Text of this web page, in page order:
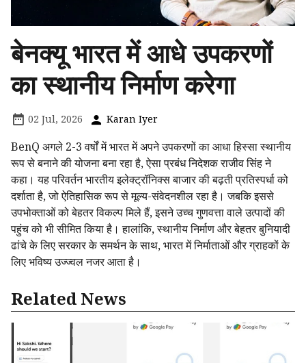
बेनक्यू भारत में आधे उपकरणों
का स्थानीय निर्माण करेगा
02 Jul, 2026 Karan Iyer
BenQ अगले 2-3 वर्षों में भारत में अपने उपकरणों का आधा हिस्सा स्थानीय
रूप से बनाने की योजना बना रहा है, ऐसा प्रबंध निदेशक राजीव सिंह ने
कहा। यह परिवर्तन भारतीय इलेक्ट्रॉनिक्स बाजार की बढ़ती प्रतिस्पर्धा को
दर्शाता है, जो ऐतिहासिक रूप से मूल्य-संवेदनशील रहा है। जबकि इससे
उपभोक्ताओं को बेहतर विकल्प मिले हैं, इसने उच्च गुणवत्ता वाले उत्पादों की
पहुंच को भी सीमित किया है। हालांकि, स्थानीय निर्माण और बेहतर बुनियादी
ढांचे के लिए सरकार के समर्थन के साथ, भारत में निर्माताओं और ग्राहकों के
लिए भविष्य उज्ज्वल नजर आता है।
Related News